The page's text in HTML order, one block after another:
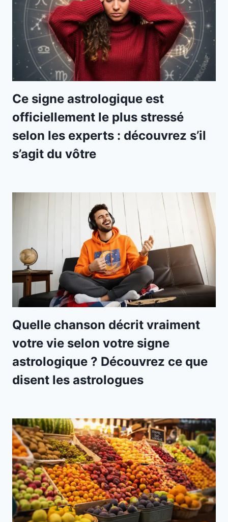
Ce signe astrologique est
officiellement le plus stressé
selon les experts : découvrez s’il
s’agit du vôtre
Quelle chanson décrit vraiment
votre vie selon votre signe
astrologique ? Découvrez ce que
disent les astrologues